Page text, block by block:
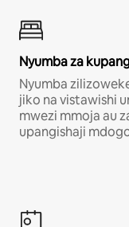
Nyumba za
Nyumba
jiko na vistawishi
mwezi mmoja au
upangishaji